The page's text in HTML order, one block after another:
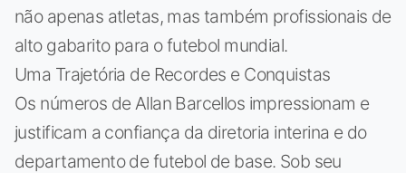
não apenas atletas, mas também profissionais de
alto gabarito para o futebol mundial.
Uma Trajetória de Recordes e Conquistas
Os números de Allan Barcellos impressionam e
justificam a confiança da diretoria interina e do
departamento de futebol de base. Sob seu